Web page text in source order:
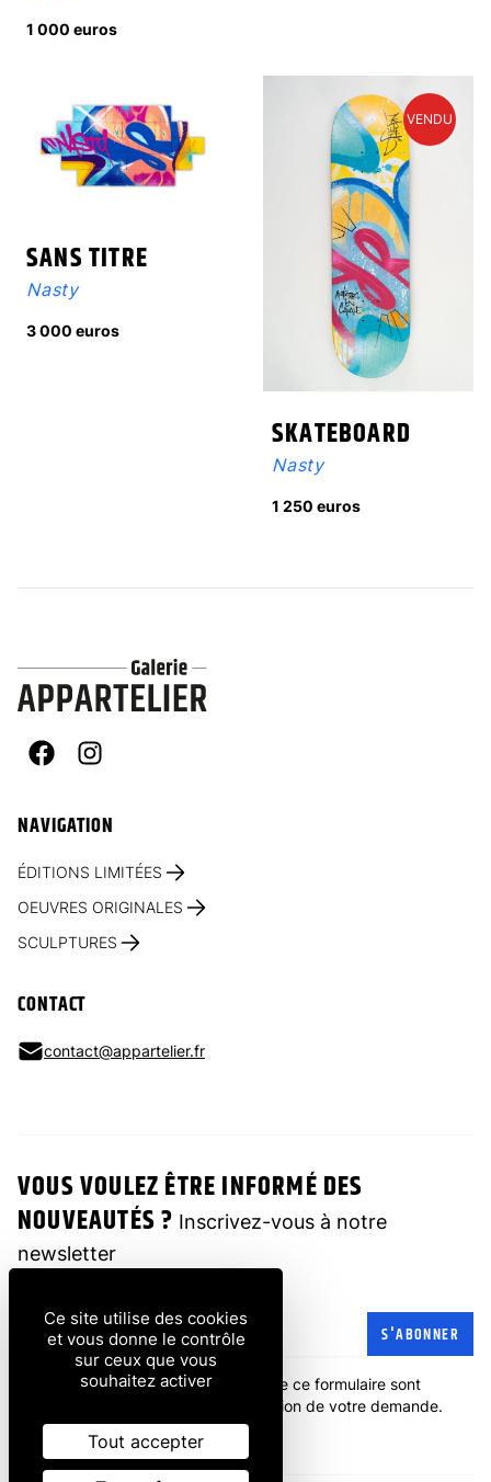
1 000 euros
SANS TITRE
Nasty
3 000 euros
SKATEBOARD
Nasty
1 250 euros
VENDU
FacebookInstagram
NAVIGATION
ÉDITIONS LIMITÉES
OEUVRES ORIGINALES
SCULPTURES
CONTACT
contact@appartelier.fr
VOUS VOULEZ ÊTRE INFORMÉ DES
NOUVEAUTÉS ? Inscrivez-vous à notre
newsletter
Adresse e-mail S'ABONNER
Les informations recueillies à partir de ce formulaire sont
transmises à l'entreprise pour la gestion de votre demande.
politique de confidentialité.
Ce site utilise des cookies
et vous donne le contrôle
sur ceux que vous
souhaitez activer
Tout accepter